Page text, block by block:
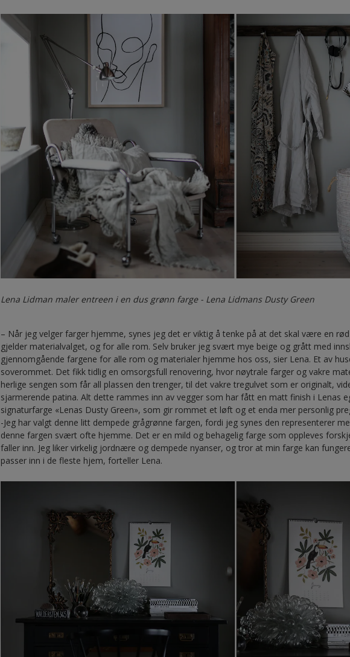
Lena Lidman maler entreen i en dus grønn farge - Lena Lidmans Dusty Green
– Når jeg velger farger hjemme, synes jeg det er viktig å tenke på at det skal være en
gjelder materialvalget, og for alle rom. Selv bruker jeg svært mye beige og grått med
gjennomgående fargene for alle rom og materialer hjemme hos oss, sier Lena. Et av
soverommet. Det fikk tidlig en omsorgsfull renovering, hvor nøytrale farger og vakre
herlige sengen som får all plassen den trenger, til det vakre tregulvet som er originalt,
sjarmerende patina. Alt dette rammes inn av vegger som har fått en matt finish i Lenas
signaturfarge «Lenas Dusty Green», som gir rommet et løft og et enda mer personlig
-Jeg har valgt denne litt dempede grågrønne fargen, fordi jeg synes den representerer
denne fargen svært ofte hjemme. Det er en mild og behagelig farge som oppleves
faller inn. Jeg liker virkelig jordnære og dempede nyanser, og tror at min farge kan
passer inn i de fleste hjem, forteller Lena.